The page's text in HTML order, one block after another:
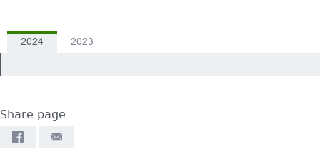
2024 2023
Share page